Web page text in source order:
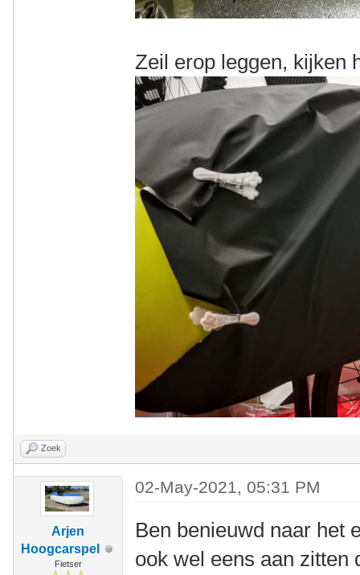
Zeil erop leggen, kijken
Zoek
Arjen
Hoogcarspel
Fietser
02-May-2021, 05:31 PM
Ben benieuwd naar het
ook wel eens aan zitten